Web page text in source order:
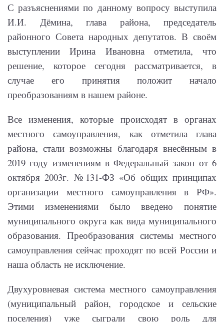
С разъяснениями по данному вопросу выступила
И.И. Дёмина, глава района, председатель
районного Совета народных депутатов. В своём
выступлении Ирина Ивановна отметила, что
решение, которое сегодня рассматривается, в
случае его принятия положит начало
преобразованиям в нашем районе.
Все изменения, которые происходят в органах
местного самоуправления, как отметила глава
района, стали возможны благодаря внесённым в
2019 году изменениям в Федеральный закон от 6
октября 2003г. №131-ФЗ «Об общих принципах
организации местного самоуправления в РФ».
Этими изменениями было введено понятие
муниципального округа как вида муниципального
образования. Преобразования системы местного
самоуправления сейчас проходят по всей России и
наша область не исключение.
Двухуровневая система местного самоуправления
(муниципальный район, городское и сельские
поселения) уже сыграли свою роль для